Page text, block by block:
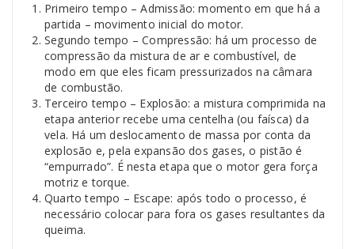
Primeiro tempo – Admissão: momento em que há a
partida – movimento inicial do motor.
Segundo tempo – Compressão: há um processo de
compressão da mistura de ar e combustível, de
modo em que eles ficam pressurizados na câmara
de combustão.
Terceiro tempo – Explosão: a mistura comprimida na
etapa anterior recebe uma centelha (ou faísca) da
vela. Há um deslocamento de massa por conta da
explosão e, pela expansão dos gases, o pistão é
“empurrado”. É nesta etapa que o motor gera força
motriz e torque.
Quarto tempo – Escape: após todo o processo, é
necessário colocar para fora os gases resultantes da
queima.